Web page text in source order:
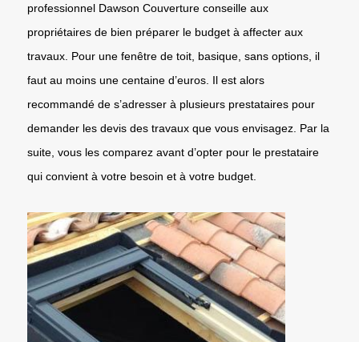
professionnel Dawson Couverture conseille aux
propriétaires de bien préparer le budget à affecter aux
travaux. Pour une fenêtre de toit, basique, sans options, il
faut au moins une centaine d’euros. Il est alors
recommandé de s’adresser à plusieurs prestataires pour
demander les devis des travaux que vous envisagez. Par la
suite, vous les comparez avant d’opter pour le prestataire
qui convient à votre besoin et à votre budget.